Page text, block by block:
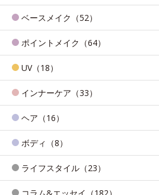
ベースメイク（52）
ポイントメイク（64）
UV（18）
インナーケア（33）
ヘア（16）
ボディ（8）
ライフスタイル（23）